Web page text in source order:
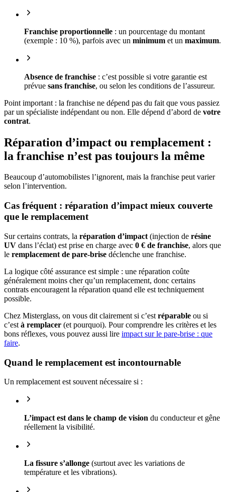
Franchise proportionnelle : un pourcentage du montant
(exemple : 10 %), parfois avec un minimum et un maximum.
Absence de franchise : c’est possible si votre garantie est
prévue sans franchise, ou selon les conditions de l’assureur.
Point important : la franchise ne dépend pas du fait que vous passiez
par un spécialiste indépendant ou non. Elle dépend d’abord de votre
contrat.
Réparation d’impact ou remplacement :
la franchise n’est pas toujours la même
Beaucoup d’automobilistes l’ignorent, mais la franchise peut varier
selon l’intervention.
Cas fréquent : réparation d’impact mieux couverte
que le remplacement
Sur certains contrats, la réparation d’impact (injection de résine
UV dans l’éclat) est prise en charge avec 0 € de franchise, alors que
le remplacement de pare-brise déclenche une franchise.
La logique côté assurance est simple : une réparation coûte
généralement moins cher qu’un remplacement, donc certains
contrats encouragent la réparation quand elle est techniquement
possible.
Chez Misterglass, on vous dit clairement si c’est réparable ou si
c’est à remplacer (et pourquoi). Pour comprendre les critères et les
bons réflexes, vous pouvez aussi lire impact sur le pare-brise : que
faire.
Quand le remplacement est incontournable
Un remplacement est souvent nécessaire si :
L’impact est dans le champ de vision du conducteur et gêne
réellement la visibilité.
La fissure s’allonge (surtout avec les variations de
température et les vibrations).